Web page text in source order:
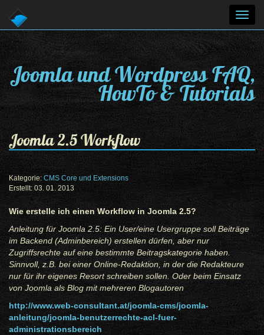
Joomla und Wordpress FAQ,
HowTo & Tutorials
Joomla 2.5 Workflow
Kategorie: CMS Core und Extensions
Erstellt: 03. 01. 2013
Wie erstelle ich einen Workflow in Joomla 2.5?
Anleitung für Joomla 2.5: Ein User/eine Usergruppe soll Beiträge
im Backend (Adminbereich) erstellen dürfen, aber nur
Zugriffsrechte auf eine bestimmte Beitragskategorie haben.
Sinnvoll, z.B. bei einer Online-Redaktion, in der die Redakteure
nur für ihr eigenes Resort schreiben sollen. Oder beim Einsatz
von Joomla als Blog mit mehreren Blogautoren
http://www.web-consultant.at/joomla-cms/joomla-
anleitung/joomla-benutzerrechte-acl-fuer-
administrationsbereich